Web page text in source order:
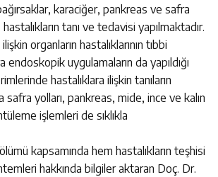
karaciğer, pankreas ve safra
tanı ve tedavisi yapılmaktadır.
organların hastalıklarının tıbbi
endoskopik uygulamaların da yapıldığı
hastalıklara ilişkin tanıların
safra yolları, pankreas, mide, ince ve kalın
işlemleri de sıklıkla
kapsamında hem hastalıkların teşhisi
hakkında bilgiler aktaran Doç. Dr.